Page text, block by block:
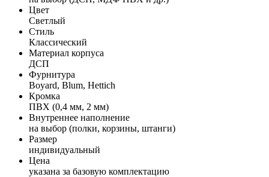
Цвет
Светлый
Стиль
Классический
Материал корпуса
ДСП
Фурнитура
Boyard, Blum, Hettich
Кромка
ПВХ (0,4 мм, 2 мм)
Внутреннее наполнение
на выбор (полки, корзины, штанги)
Размер
индивидуальный
Цена
указана за базовую комплектацию